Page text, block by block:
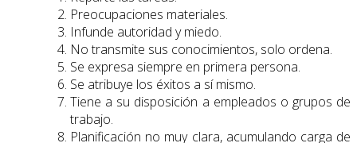
Preocupaciones materiales.
Infunde autoridad y miedo.
No transmite sus conocimientos, solo ordena.
Se expresa siempre en primera persona.
Se atribuye los éxitos a sí mismo.
Tiene a su disposición a empleados o grupos de
trabajo.
Planificación no muy clara, acumulando carga de